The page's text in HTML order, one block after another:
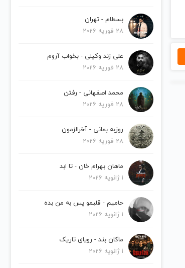
بسطام - تهران
28 فوریه 2026
علی زند وکیلی - بخواب آروم
28 فوریه 2026
محمد اصفهانی - رفتن
28 فوریه 2026
روزبه بمانی - آخرالزمون
28 فوریه 2026
ماهان بهرام خان - تا ابد
1 ژانویه 2026
حامیم - قلبمو پس به من بده
1 ژانویه 2026
ماکان بند - رویای تاریک
1 ژانویه 2026